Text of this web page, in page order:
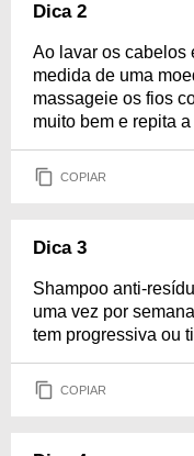
Dica 2
Ao lavar os cabelos
medida de uma
massageie os fios
muito bem e repita
COPIAR
Dica 3
Shampoo anti-
uma vez por
tem progressiva ou
COPIAR